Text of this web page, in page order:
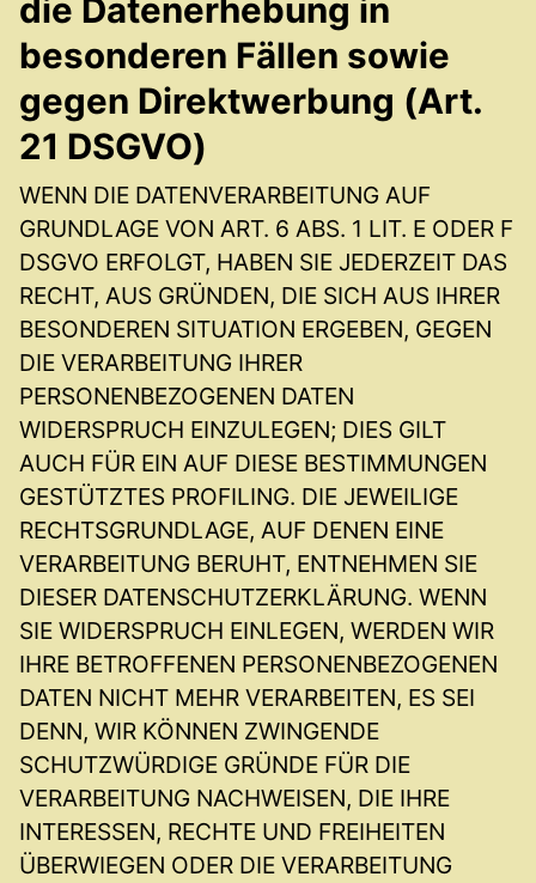
die Datenerhebung in
besonderen Fällen sowie
gegen Direktwerbung (Art.
21 DSGVO)
WENN DIE DATENVERARBEITUNG AUF
GRUNDLAGE VON ART. 6 ABS. 1 LIT. E ODER F
DSGVO ERFOLGT, HABEN SIE JEDERZEIT DAS
RECHT, AUS GRÜNDEN, DIE SICH AUS IHRER
BESONDEREN SITUATION ERGEBEN, GEGEN
DIE VERARBEITUNG IHRER
PERSONENBEZOGENEN DATEN
WIDERSPRUCH EINZULEGEN; DIES GILT
AUCH FÜR EIN AUF DIESE BESTIMMUNGEN
GESTÜTZTES PROFILING. DIE JEWEILIGE
RECHTSGRUNDLAGE, AUF DENEN EINE
VERARBEITUNG BERUHT, ENTNEHMEN SIE
DIESER DATENSCHUTZERKLÄRUNG. WENN
SIE WIDERSPRUCH EINLEGEN, WERDEN WIR
IHRE BETROFFENEN PERSONENBEZOGENEN
DATEN NICHT MEHR VERARBEITEN, ES SEI
DENN, WIR KÖNNEN ZWINGENDE
SCHUTZWÜRDIGE GRÜNDE FÜR DIE
VERARBEITUNG NACHWEISEN, DIE IHRE
INTERESSEN, RECHTE UND FREIHEITEN
ÜBERWIEGEN ODER DIE VERARBEITUNG